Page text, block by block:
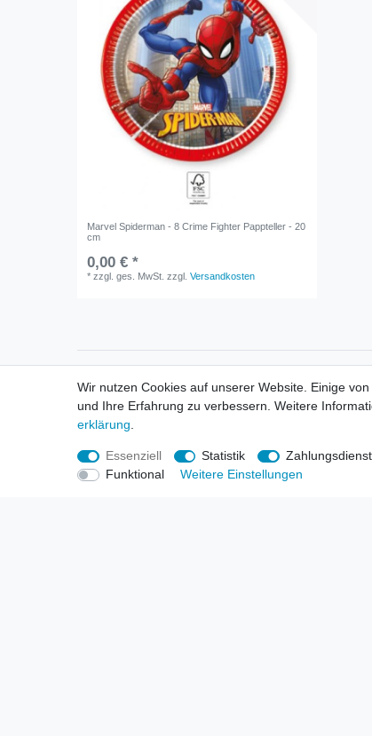
Marvel Spiderman - 8 Crime Fighter Pappteller - 20
cm
0,00 € *
*zzgl. ges. MwSt. zzgl.Versandkosten
Informationen
Neukunden / New Accounts
Zahlung
Versandkosten
Entsorgungs- & Umweltbestimmungen
Größentabellen
Wir nutzen Cookies auf unserer Website. Einige
und Ihre Erfahrung zu verbessern. Weitere
erklärung
Essenziell Statistik
Funktional
Weitere Einstellungen